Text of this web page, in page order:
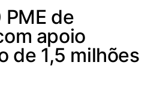
de
apoio
de 1,5 milhões